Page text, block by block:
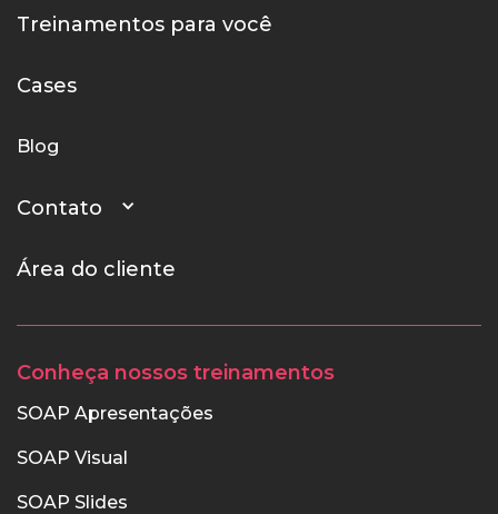
Treinamentos para você
Cases
Blog
Contato
Área do cliente
Conheça nossos treinamentos
SOAP Apresentações
SOAP Visual
SOAP Slides